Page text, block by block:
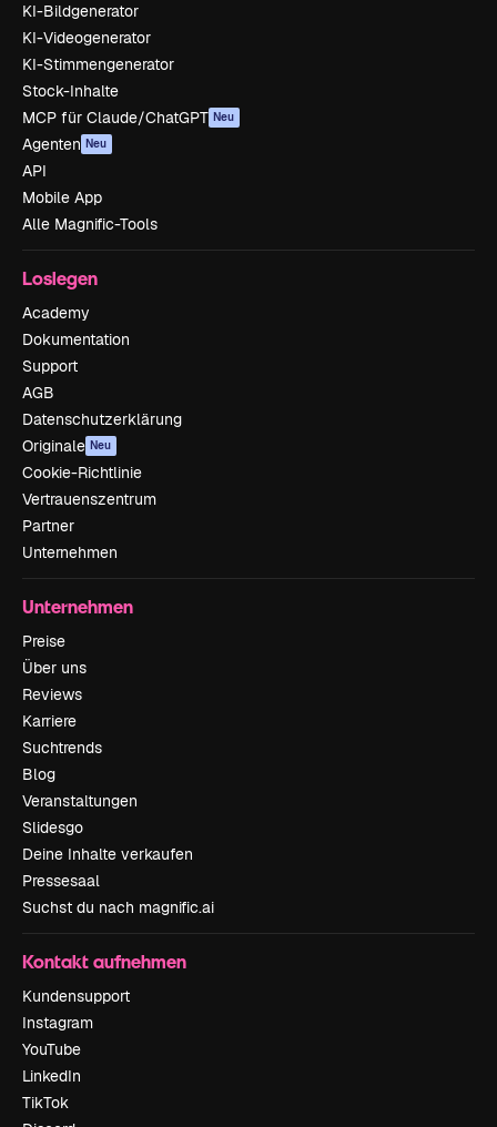
KI-Bildgenerator
KI-Videogenerator
KI-Stimmengenerator
Stock-Inhalte
MCP für Claude/ChatGPT Neu
Agenten Neu
API
Mobile App
Alle Magnific-Tools
Loslegen
Academy
Dokumentation
Support
AGB
Datenschutzerklärung
Originale Neu
Cookie-Richtlinie
Vertrauenszentrum
Partner
Unternehmen
Unternehmen
Preise
Über uns
Reviews
Karriere
Suchtrends
Blog
Veranstaltungen
Slidesgo
Deine Inhalte verkaufen
Pressesaal
Suchst du nach magnific.ai
Kontakt aufnehmen
Kundensupport
Instagram
YouTube
LinkedIn
TikTok